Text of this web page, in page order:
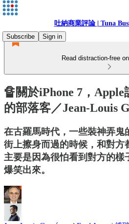
吐納商業評論 | Tuna
Subscribe
Sign in
Read distraction-free
🔏關於iPhone 7，Apple
的部落客／Jean-Louis
在古羅馬時代，一些裝神弄鬼
街上擦身而過的時候，和對方
主要是因為很怕看到對方的樣
爆笑出來。